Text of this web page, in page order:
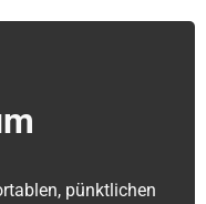
pünktlichen